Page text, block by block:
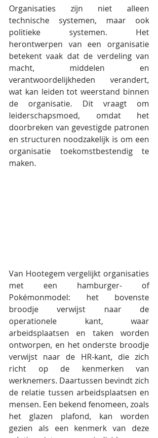
Organisaties zijn niet alleen
technische systemen, maar ook
politieke systemen. Het
herontwerpen van een organisatie
betekent vaak dat de verdeling van
macht, middelen en
verantwoordelijkheden verandert,
wat kan leiden tot weerstand binnen
de organisatie. Dit vraagt om
leiderschapsmoed, omdat het
doorbreken van gevestigde patronen
en structuren noodzakelijk is om een
organisatie toekomstbestendig te
maken.
Van Hootegem vergelijkt organisaties
met een hamburger- of
Pokémonmodel: het bovenste
broodje verwijst naar de
operationele kant, waar
arbeidsplaatsen en taken worden
ontworpen, en het onderste broodje
verwijst naar de HR-kant, die zich
richt op de kenmerken van
werknemers. Daartussen bevindt zich
de relatie tussen arbeidsplaatsen en
mensen. Een bekend fenomeen, zoals
het glazen plafond, kan worden
gezien als een kenmerk van deze